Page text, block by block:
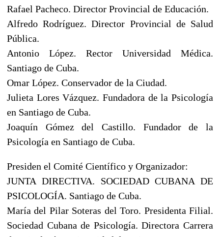
Rafael Pacheco. Director Provincial de Educación.
Alfredo Rodríguez. Director Provincial de Salud
Pública.
Antonio López. Rector Universidad Médica.
Santiago de Cuba.
Omar López. Conservador de la Ciudad.
Julieta Lores Vázquez. Fundadora de la Psicología
en Santiago de Cuba.
Joaquín Gómez del Castillo. Fundador de la
Psicología en Santiago de Cuba.
Presiden el Comité Científico y Organizador:
JUNTA DIRECTIVA. SOCIEDAD CUBANA DE
PSICOLOGÍA. Santiago de Cuba.
María del Pilar Soteras del Toro. Presidenta Filial.
Sociedad Cubana de Psicología. Directora Carrera